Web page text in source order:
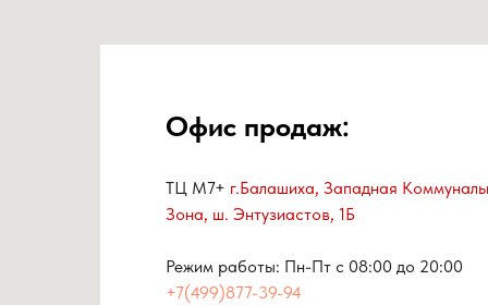
Офис продаж:
ТЦ М7+ г.Балашиха, Западная
Зона, ш. Энтузиастов, 1Б
Режим работы: Пн-Пт с 08:00 до 20:00
+7(499)877-39-94